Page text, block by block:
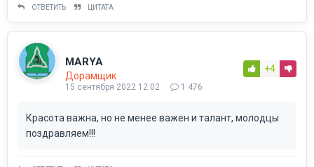
ОТВЕТИТЬ ЦИТАТА
MARYA
Дорамщик
15 сентября 2022 12:02 1 476
+4
Красота важна, но не менее важен и талант, молодцы
поздравляем!!!